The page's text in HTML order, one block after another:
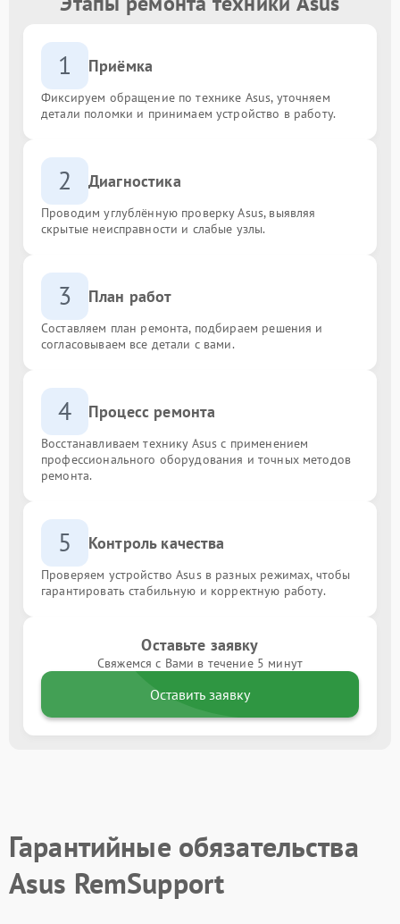
1 Приёмка
Фиксируем обращение по технике Asus, уточняем
детали поломки и принимаем устройство в работу.
2 Диагностика
Проводим углублённую проверку Asus, выявляя
скрытые неисправности и слабые узлы.
3 План работ
Составляем план ремонта, подбираем решения и
согласовываем все детали с вами.
4 Процесс ремонта
Восстанавливаем технику Asus с применением
профессионального оборудования и точных методов
ремонта.
5 Контроль качества
Проверяем устройство Asus в разных режимах, чтобы
гарантировать стабильную и корректную работу.
Оставьте заявку
Свяжемся с Вами в течение 5 минут
Оставить заявку
Гарантийные обязательства
Asus RemSupport